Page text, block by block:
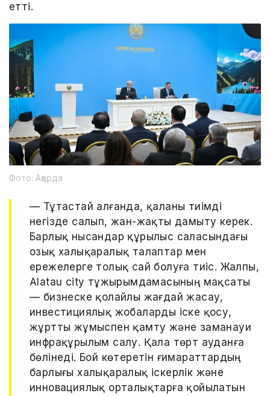
етті.
Фото: Ақорда
— Тұтастай алғанда, қаланы тиімді
негізде салып, жан-жақты дамыту керек.
Барлық нысандар құрылыс саласындағы
озық халықаралық талаптар мен
ережелерге толық сай болуға тиіс. Жалпы,
Alatau city тұжырымдамасының мақсаты
— бизнеске қолайлы жағдай жасау,
инвестициялық жобаларды іске қосу,
жұртты жұмыспен қамту және заманауи
инфрақұрылым салу. Қала төрт ауданға
бөлінеді. Бой көтеретін ғимараттардың
барлығы халықаралық іскерлік және
инновациялық орталықтарға қойылатын